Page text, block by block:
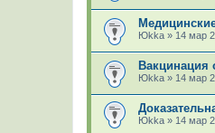
Юkka » 14 мар
Вакцинация
Юkka » 14 мар
Юkka » 14 мар